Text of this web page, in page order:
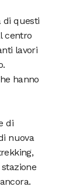
di questi
centro
lavori
hanno
di
nuova